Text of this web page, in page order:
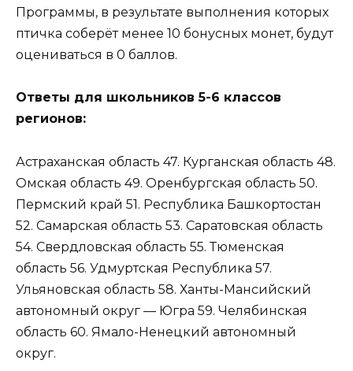
Программы, в результате выполнения которых
птичка соберёт менее 10 бонусных монет, будут
оцениваться в 0 баллов.
Ответы для школьников 5-6 классов
регионов:
Астраханская область 47. Курганская область 48.
Омская область 49. Оренбургская область 50.
Пермский край 51. Республика Башкортостан
52. Самарская область 53. Саратовская область
54. Свердловская область 55. Тюменская
область 56. Удмуртская Республика 57.
Ульяновская область 58. Ханты-Мансийский
автономный округ — Югра 59. Челябинская
область 60. Ямало-Ненецкий автономный
округ.